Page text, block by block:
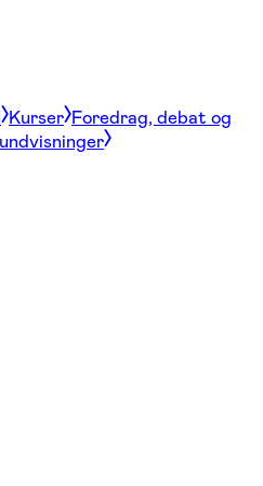
Kurser Foredrag, debat og